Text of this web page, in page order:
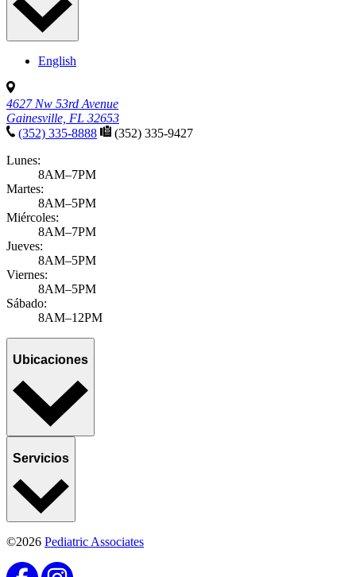
English
4627 Nw 53rd Avenue
Gainesville, FL 32653
(352) 335-8888
(352) 335-9427
Lunes:
8AM–7PM
Martes:
8AM–5PM
Miércoles:
8AM–7PM
Jueves:
8AM–5PM
Viernes:
8AM–5PM
Sábado:
8AM–12PM
Ubicaciones
Servicios
©2026 Pediatric Associates